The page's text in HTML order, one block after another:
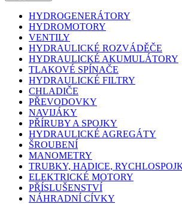
HYDROGENERÁTORY
HYDROMOTORY
VENTILY
HYDRAULICKÉ ROZVÁDĚČE
HYDRAULICKÉ AKUMULÁTORY
TLAKOVÉ SPÍNAČE
HYDRAULICKÉ FILTRY
CHLADIČE
PŘEVODOVKY
NAVIJÁKY
PŘÍRUBY A SPOJKY
HYDRAULICKÉ AGREGÁTY
ŠROUBENÍ
MANOMETRY
TRUBKY, HADICE,
ELEKTRICKÉ MOTORY
PŘÍSLUŠENSTVÍ
NÁHRADNÍ CÍVKY